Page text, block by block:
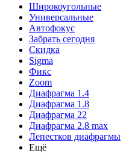
Широкоугольные
Универсальные
Автофокус
Забрать сегодня
Скидка
Sigma
Фикс
Zoom
Диафрагма 1.4
Диафрагма 1.8
Диафрагма 22
Диафрагма 2.8 max
Лепестков диафрагмы
Ещё